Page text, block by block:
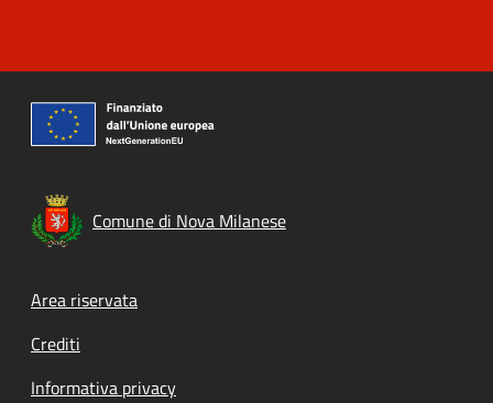
Comune di Nova Milanese
Footer menu
Area riservata
Crediti
Informativa privacy